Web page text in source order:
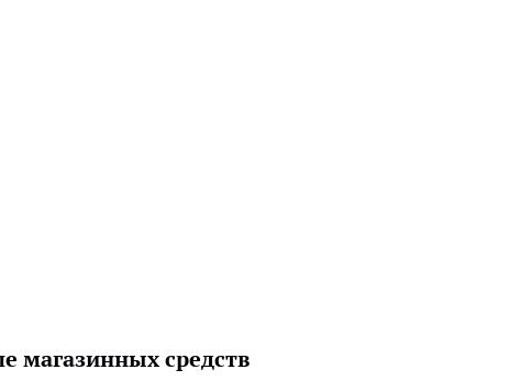
магазинных средств